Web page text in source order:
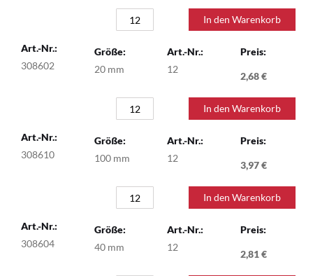
In den Warenkorb
308602 20 mm 12
2,68 €
In den Warenkorb
308610 100 mm 12
3,97 €
In den Warenkorb
308604 40 mm 12
2,81 €